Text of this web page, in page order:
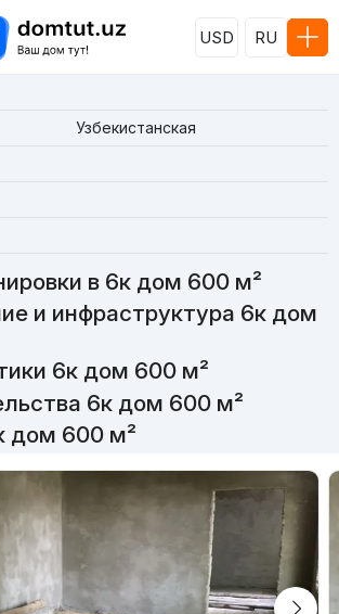
USD RU
Узбекистанская
в 6к дом 600 м²
и инфраструктура 6к дом
6к дом 600 м²
6к дом 600 м²
дом 600 м²